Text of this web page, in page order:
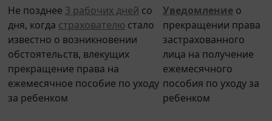
Не позднее 3 рабочих дней
дня, когдастрахователюстало
известно о возникновении
обстоятельств, влекущих
прекращение права на
ежемесячное пособие по уходу
за ребенком
Уведомление
прекращении права
застрахованного
лица на получение
ежемесячного
пособия по уходу за
ребенком